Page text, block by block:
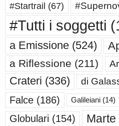
#Startrail (67)
#Tutti i soggetti
a Emissione (524)
a Riflessione (211)
Crateri (336) di
Falce (186) Galileiani (14)
Globulari (154) Marte